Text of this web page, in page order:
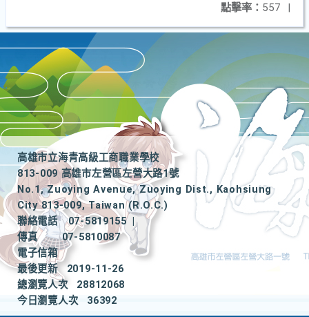
點擊率： 557 |
高雄市立海青高級工商職業學校
813-009 高雄市左營區左營大路1號
No.1, Zuoying Avenue, Zuoying Dist., Kaohsiung
City 813-009, Taiwan (R.O.C.)
聯絡電話
07-5819155
|
傳真
07-5810087
電子信箱
最後更新
2019-11-26
總瀏覽人次
28812068
今日瀏覽人次
36392